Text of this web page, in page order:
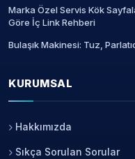
Marka Özel Servis Kök
Göre İç Link Rehberi
Bulaşık Makinesi: Tuz,
KURUMSAL
Hakkımızda
Sıkça Sorulan Sorular